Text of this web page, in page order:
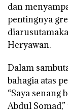
dan
pentingnya
Heryawan.
Dalam
bahagia atas
“Saya senang
Abdul